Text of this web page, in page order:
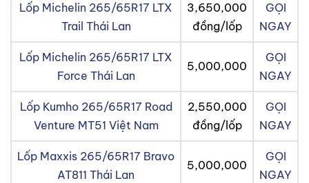
Lốp Michelin 265/65R17 LTX
Trail Thái Lan
3,650,000
đồng/lốp
GỌI
NGAY
Lốp Michelin 265/65R17 LTX
Force Thái Lan
5,000,000
GỌI
NGAY
Lốp Kumho 265/65R17 Road
Venture MT51 Việt Nam
2,550,000
đồng/lốp
GỌI
NGAY
Lốp Maxxis 265/65R17 Bravo
AT811 Thái Lan
5,000,000
GỌI
NGAY